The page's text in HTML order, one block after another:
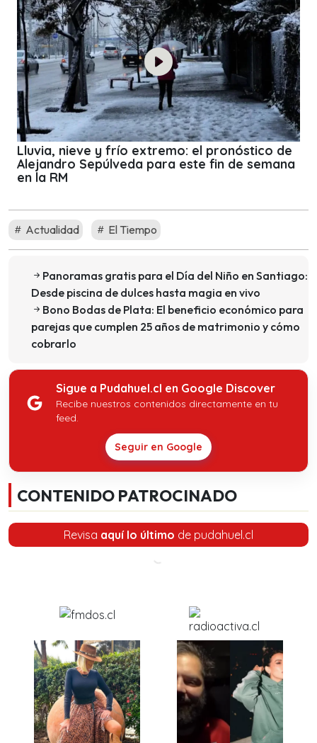
Lluvia, nieve y frío extremo: el pronóstico de
Alejandro Sepúlveda para este fin de semana
en la RM
Actualidad El Tiempo
Panoramas gratis para el Día del Niño en Santiago:
Desde piscina de dulces hasta magia en vivo
Bono Bodas de Plata: El beneficio económico para
parejas que cumplen 25 años de matrimonio y cómo
cobrarlo
Sigue a Pudahuel.cl en Google Discover
Recibe nuestros contenidos directamente en tu
feed.
Seguir en Google
CONTENIDO PATROCINADO
Revisa aquí lo último de pudahuel.cl